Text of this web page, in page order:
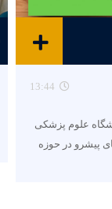
13:44
علوم پزشکی
پیشرو در حوزه